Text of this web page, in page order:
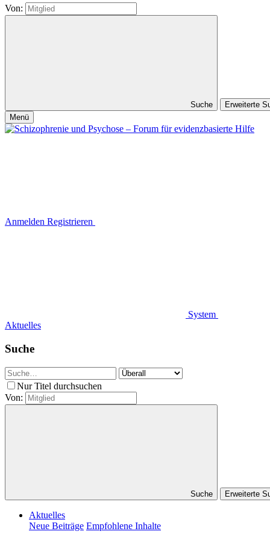
Von:
Suche
Erweiterte
Menü
Anmelden Registrieren
System
Aktuelles
Suche
Nur Titel durchsuchen
Von:
Suche Erweiterte
Aktuelles
Neue Beiträge Empfohlene Inhalte